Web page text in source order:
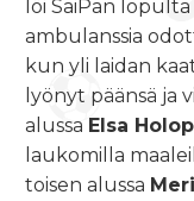
löi SaiPan
ambulanssia
kun yli laidan
lyönyt päänsä ja
alussa Elsa
laukomilla
toisen alussa